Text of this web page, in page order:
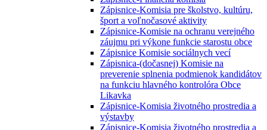
Zápisnice-Komisia pre školstvo, kultúru,
šport a voľnočasové aktivity
Zápisnice-Komisie na ochranu verejného
záujmu pri výkone funkcie starostu obce
Zápisnice Komisie sociálnych vecí
Zápisnica-(dočasnej) Komisie na
preverenie splnenia podmienok kandidátov
na funkciu hlavného kontrolóra Obce
Likavka
Zápisnice-Komisia životného prostredia a
výstavby
Zápisnice-Komisia životného prostredia a